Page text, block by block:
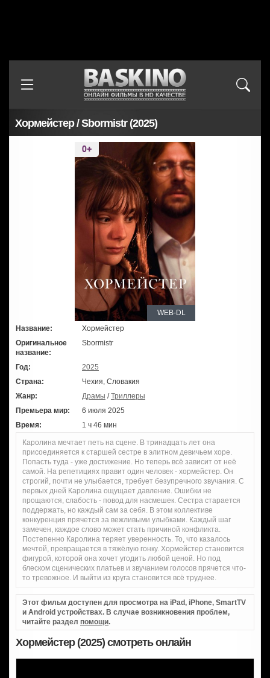
Хормейстер / Sbormistr (2025)
WEB-DL
Название:
Хормейстер
Оригинальное
название:
Sbormistr
Год:
2025
Страна:
Чехия, Словакия
Жанр:
Драмы /Триллеры
Премьера мир:
6 июля 2025
Время:
1 ч 46 мин
Каролина мечтает петь на сцене. В тринадцать лет она
присоединяется к старшей сестре в элитном девичьем хоре.
Попасть туда - уже достижение. Но теперь всё зависит от неё
самой. На репетициях правит один человек - хормейстер. Он
строгий, почти не улыбается, требует безупречного звучания. С
первых дней Каролина ощущает давление. Ошибки не
прощаются, слабость - повод для насмешек. Сестра старается
поддержать, но каждый сам за себя. В этом коллективе
конкуренция прячется за вежливыми улыбками. Каждый шаг
замечен, каждое слово может стать причиной конфликта.
Постепенно Каролина теряет уверенность. То, что казалось
мечтой, превращается в тяжёлую гонку. Хормейстер становится
фигурой, которой она хочет угодить любой ценой. Но под
блеском сценических платьев и звучанием голосов прячется что-
то тревожное. И выйти из круга становится всё труднее.
Этот фильм доступен для просмотра на iPad, iPhone, SmartTV
и Android устройствах. В случае возникновения проблем,
читайте раздел помощи.
Хормейстер (2025) смотреть онлайн